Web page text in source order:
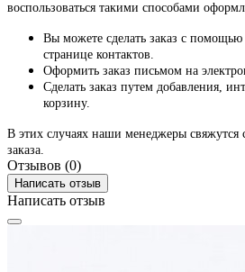
воспользоваться такими способами
Вы можете сделать заказ с
странице контактов.
Оформить заказ письмом на
Сделать заказ путем добавления,
корзину.
В этих случаях наши менеджеры свяжутся
заказа.
Отзывов (0)
Написать отзыв
Написать отзыв